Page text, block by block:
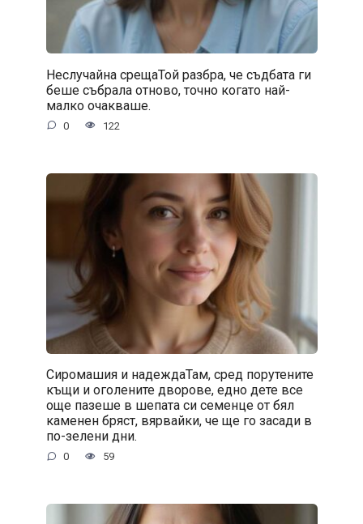
Неслучайна срещаТой разбра, че съдбата ги
беше събрала отново, точно когато най-
малко очакваше.
0 122
Сиромашия и надеждаТам, сред порутените
къщи и оголените дворове, едно дете все
още пазеше в шепата си семенце от бял
каменен бряст, вярвайки, че ще го засади в
по-зелени дни.
0 59